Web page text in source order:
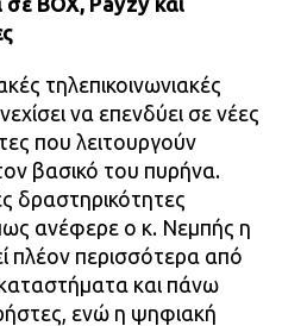
τηλεπικοινωνιακές
να επενδύει σε νέες
που λειτουργούν
βασικό του πυρήνα.
δραστηρικότητες
ανέφερε ο κ. Νεμπής η
πλέον περισσότερα από
και πάνω
ενώ η ψηφιακή